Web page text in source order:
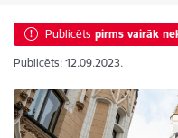
Publicēts pirms vairāk
Publicēts: 12.09.2023.